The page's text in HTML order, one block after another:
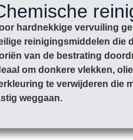
hardnekkige vervuiling
reinigingsmiddelen die
van de bestrating
om donkere vlekken,
te verwijderen die
weggaan.